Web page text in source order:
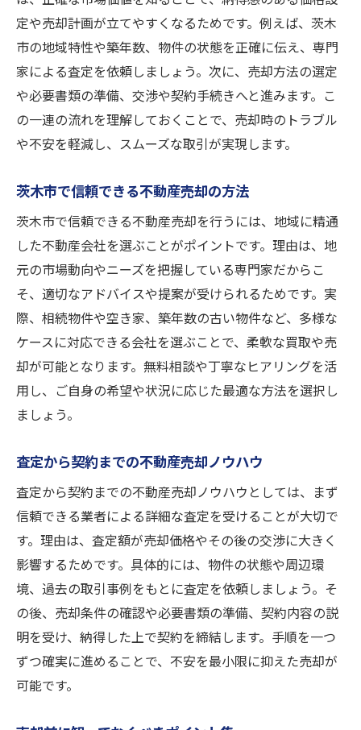
定や売却計画が立てやすくなるためです。例えば、茨木
市の地域特性や築年数、物件の状態を正確に伝え、専門
家による査定を依頼しましょう。次に、売却方法の選定
や必要書類の準備、交渉や契約手続きへと進みます。こ
の一連の流れを理解しておくことで、売却時のトラブル
や不安を軽減し、スムーズな取引が実現します。
茨木市で信頼できる不動産売却の方法
茨木市で信頼できる不動産売却を行うには、地域に精通
した不動産会社を選ぶことがポイントです。理由は、地
元の市場動向やニーズを把握している専門家だからこ
そ、適切なアドバイスや提案が受けられるためです。実
際、相続物件や空き家、築年数の古い物件など、多様な
ケースに対応できる会社を選ぶことで、柔軟な買取や売
却が可能となります。無料相談や丁寧なヒアリングを活
用し、ご自身の希望や状況に応じた最適な方法を選択し
ましょう。
査定から契約までの不動産売却ノウハウ
査定から契約までの不動産売却ノウハウとしては、まず
信頼できる業者による詳細な査定を受けることが大切で
す。理由は、査定額が売却価格やその後の交渉に大きく
影響するためです。具体的には、物件の状態や周辺環
境、過去の取引事例をもとに査定を依頼しましょう。そ
の後、売却条件の確認や必要書類の準備、契約内容の説
明を受け、納得した上で契約を締結します。手順を一つ
ずつ確実に進めることで、不安を最小限に抑えた売却が
可能です。